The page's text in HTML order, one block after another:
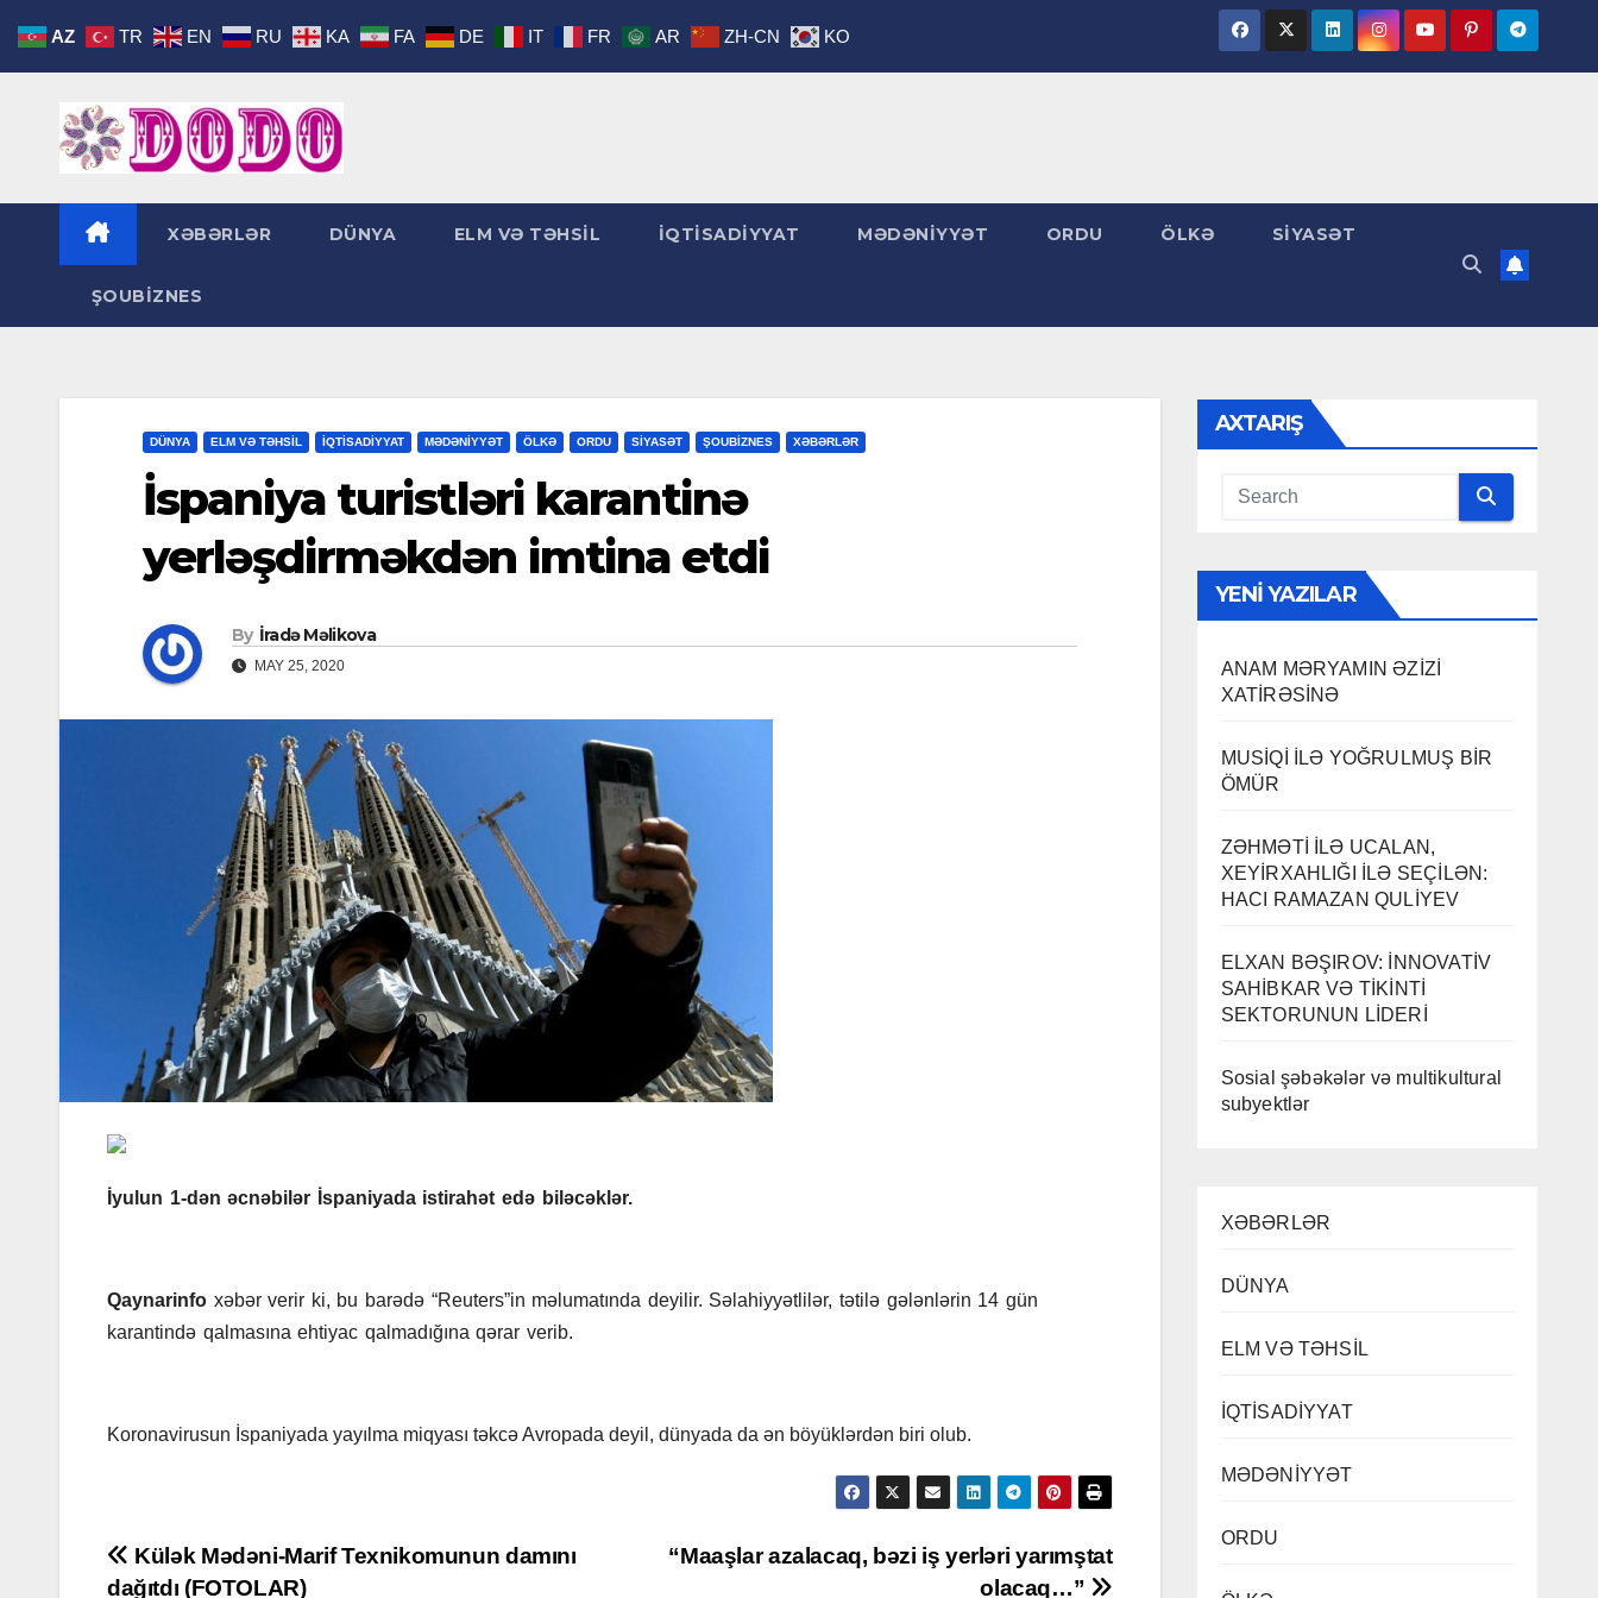
XƏBƏRLƏR DÜNYA ELM VƏ TƏHSİL İQTİSADİYYAT MƏDƏNİYYƏT ORDU ÖLKƏ SİYASƏT
ŞOUBİZNES
DÜNYA ELM VƏ TƏHSİL İQTİSADİYYAT MƏDƏNİYYƏT ÖLKƏ ORDU SİYASƏT ŞOUBİZNES XƏBƏRLƏR
İspaniya turistləri karantinə
yerləşdirməkdən imtina etdi
By İradə Məlikova
MAY 25, 2020
İyulun 1-dən əcnəbilər İspaniyada istirahət edə biləcəklər.
Qaynarinfo xəbər verir ki, bu barədə “Reuters”in məlumatında deyilir. Səlahiyyətlilər, tətilə gələnlərin 14 gün
karantində qalmasına ehtiyac qalmadığına qərar verib.
Koronavirusun İspaniyada yayılma miqyası təkcə Avropada deyil, dünyada da ən böyüklərdən biri olub.
Post
“Maaşlar azalacaq, bəzi iş yerləri yarımştat
olacaq…”
Külək Mədəni-Marif Texnikomunun damını
dağıtdı (FOTOLAR)
AXTARIŞ
YENI YAZILAR
ANAM MƏRYAMIN ƏZİZİ
XATİRƏSİNƏ
MUSİQİ İLƏ YOĞRULMUŞ BİR
ÖMÜR
ZƏHMƏTİ İLƏ UCALAN,
XEYİRXAHLIĞI İLƏ SEÇİLƏN:
HACI RAMAZAN QULİYEV
ELXAN BƏŞIROV: İNNOVATİV
SAHİBKAR VƏ TİKİNTİ
SEKTORUNUN LİDERİ
Sosial şəbəkələr və multikultural
subyektlər
XƏBƏRLƏR
DÜNYA
ELM VƏ TƏHSİL
İQTİSADİYYAT
MƏDƏNİYYƏT
ORDU
AZ TR EN RU KA FA DE IT FR AR ZH-CN KO